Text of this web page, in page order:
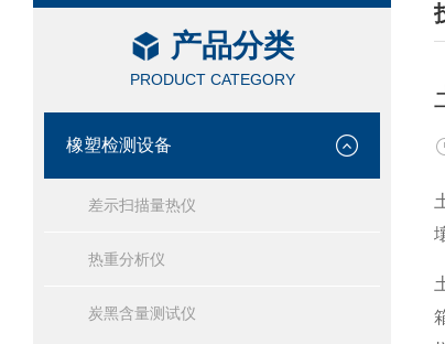
产品分类
PRODUCT CATEGORY
橡塑检测设备
差示扫描量热仪
热重分析仪
炭黑含量测试仪